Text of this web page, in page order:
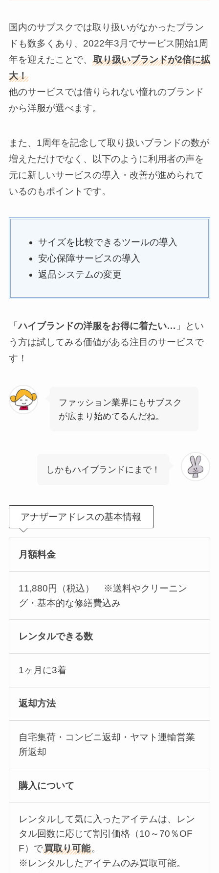
国内のサブスクでは取り扱いがなかったブラン
ドも数多くあり、2022年3月でサービス開始1周
年を迎えたことで、 取り扱いブランドが2倍に拡
大！
他のサービスでは借りられない憧れのブランド
から洋服が選べます。
また、1周年を記念して取り扱いブランドの数が
増えただけでなく、以下のように利用者の声を
元に新しいサービスの導入・改善が進められて
いるのもポイントです。
サイズを比較できるツールの導入
安心保障サービスの導入
返品システムの変更
「ハイブランドの洋服をお得に着たい… 」とい
う方は試してみる価値がある注目のサービスで
す！
ファッション業界にもサブスク
が広まり始めてるんだね。
しかもハイブランドにまで！
アナザーアドレスの基本情報
月額料金
11,880円（税込） ※送料やクリーニン
グ・基本的な修繕費込み
レンタルできる数
1ヶ月に3着
返却方法
自宅集荷・コンビニ返却・ヤマト運輸営業
所返却
購入について
レンタルして気に入ったアイテムは、レン
タル回数に応じて割引価格（10～70％OF
F）で買取り可能。
※レンタルしたアイテムのみ買取可能。